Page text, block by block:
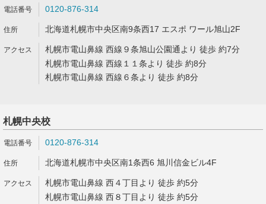
0120-876-314
北海道札幌市中央区南9条西17 エスポ ワール旭山2F
札幌市電山鼻線 西線９条旭山公園通より 徒歩 約7分
札幌市電山鼻線 西線１１条より 徒歩 約8分
札幌市電山鼻線 西線６条より 徒歩 約8分
札幌中央校
0120-876-314
北海道札幌市中央区南1条西6 旭川信金ビル4F
札幌市電山鼻線 西４丁目より 徒歩 約5分
札幌市電山鼻線 西８丁目より 徒歩 約5分